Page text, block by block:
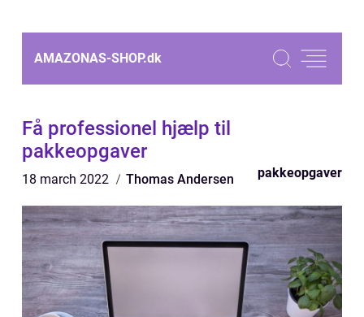
AMAZONAS-SHOP.dk
Få professionel hjælp til
pakkeopgaver
18 march 2022 Thomas Andersen pakkeopgaver